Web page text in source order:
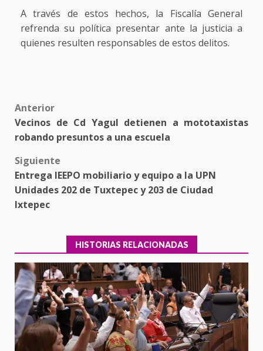
A través de estos hechos, la Fiscalía General
refrenda su política presentar ante la justicia a
quienes resulten responsables de estos delitos.
Post
navigation
Anterior
Vecinos de Cd Yagul detienen a mototaxistas
robando presuntos a una escuela
Siguiente
Entrega IEEPO mobiliario y equipo a la UPN
Unidades 202 de Tuxtepec y 203 de Ciudad
Ixtepec
HISTORIAS RELACIONADAS